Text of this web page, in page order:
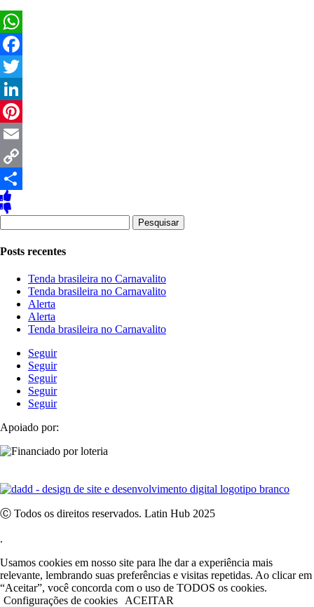
WhatsApp
Facebook
Twitter
LinkedIn
Pinterest
Email
Copy
Link
Share
por:
Posts recentes
Tenda brasileira no Carnavalito
Tenda brasileira no Carnavalito
Alerta
Alerta
Tenda brasileira no Carnavalito
Seguir
Seguir
Seguir
Seguir
Seguir
Apoiado por:
Ⓒ Todos os direitos reservados. Latin Hub 2025
.
Usamos cookies em nosso site para lhe dar a experiência mais
relevante, lembrando suas preferências e visitas repetidas. Ao clicar em
“Aceitar”, você concorda com o uso de TODOS os cookies.
Configurações de cookies
ACEITAR